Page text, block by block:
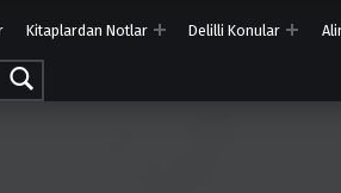
Kitaplardan Notlar Delilli Konular